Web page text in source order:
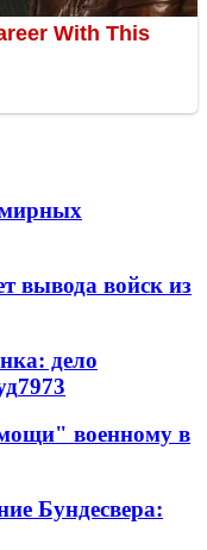
мирных
вывода войск из
дело
7973
военному в
Бундесвера: